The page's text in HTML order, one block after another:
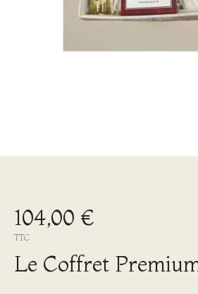
104,00 €
TTC
Le Coffret